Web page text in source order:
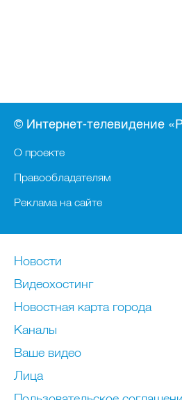
© Интернет-телевидение
О проекте
Правообладателям
Реклама на сайте
Новости
Видеохостинг
Новостная карта города
Каналы
Ваше видео
Лица